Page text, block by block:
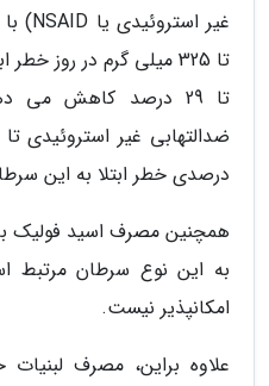
تا 29 درصد کاهش
درصدی خطر ابتلا به این
به این نوع سرطان مرتبط
امکانپذیر نیست.
علاوه براین، مصرف